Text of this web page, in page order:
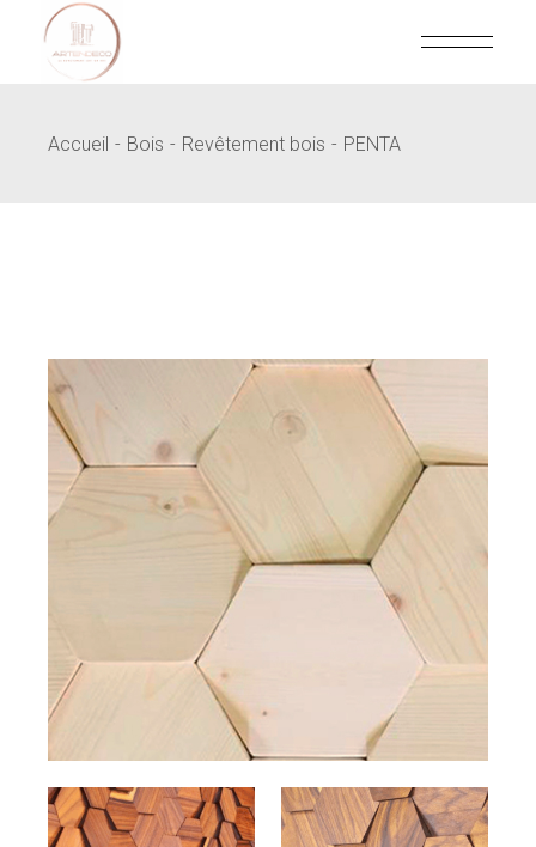
content
Accueil Bois Revêtement bois PENTA